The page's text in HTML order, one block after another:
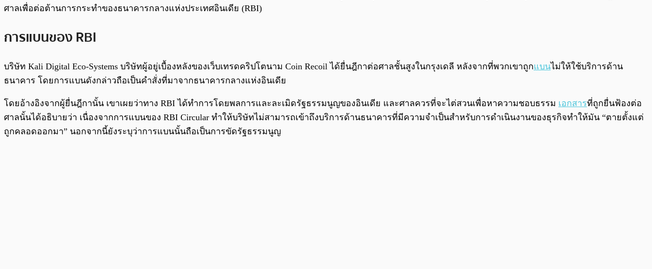
ศาลเพื่อต่อต้านการกระทำของธนาคารกลางแห่งประเทศอินเดีย (RBI)
การแบนของ RBI
บริษัท Kali Digital Eco-Systems บริษัทผู้อยู่เบื้องหลังของเว็บเทรดคริปโตนาม Coin Recoil ได้ยื่นฎีกาต่อศาลชั้นสูงในกรุงเดลี หลังจากที่พวกเขาถูกแบนไม่ให้ใช้บริการด้าน
ธนาคาร โดยการแบนดังกล่าวถือเป็นคำสั่งที่มาจากธนาคารกลางแห่งอินเดีย
โดยอ้างอิงจากผู้ยื่นฎีกานั้น เขาเผยว่าทาง RBI ได้ทำการโดยพลการและละเมิดรัฐธรรมนูญของอินเดีย และศาลควรที่จะไต่สวนเพื่อหาความชอบธรรม เอกสารที่ถูกยื่นฟ้องต่อ
ศาลนั้นได้อธิบายว่า เนื่องจากการแบนของ RBI Circular ทำให้บริษัทไม่สามารถเข้าถึงบริการด้านธนาคารที่มีความจำเป็นสำหรับการดำเนินงานของธุรกิจทำให้มัน “ตายตั้งแต่
ถูกคลอดออกมา” นอกจากนี้ยังระบุว่าการแบนนั้นถือเป็นการขัดรัฐธรรมนูญ